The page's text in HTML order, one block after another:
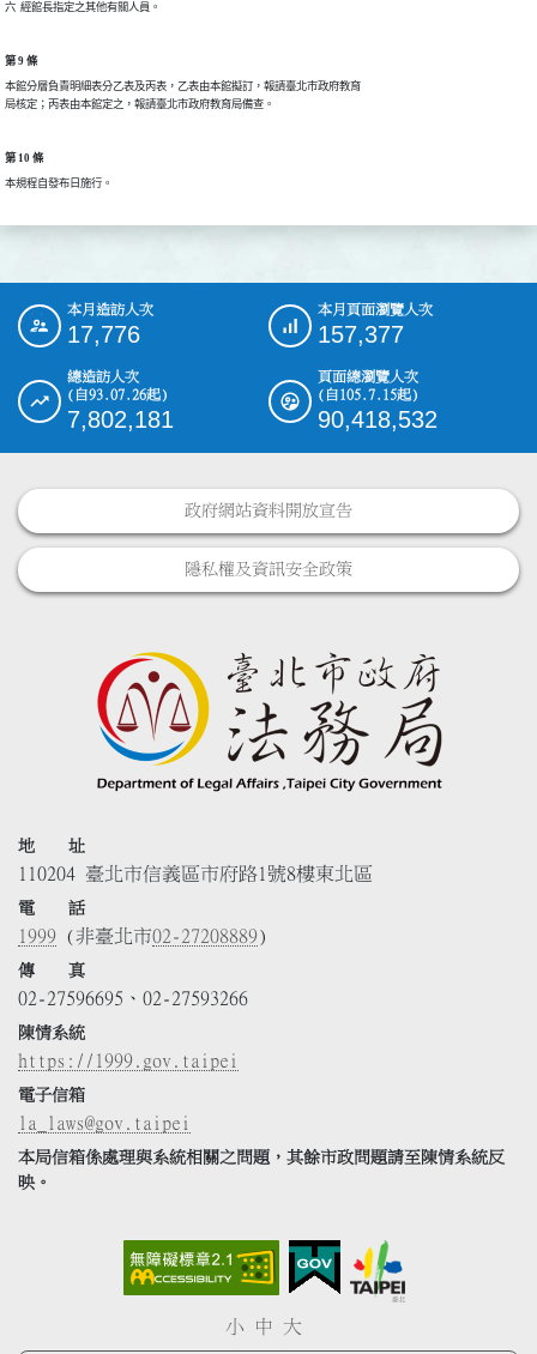
六  經館長指定之其他有關人員。
第 9 條
本館分層負責明細表分乙表及丙表，乙表由本館擬訂，報請臺北市政府教育
局核定；丙表由本館定之，報請臺北市政府教育局備查。
第 10 條
本規程自發布日施行。
::: 本月造訪人次
17,776
本月頁面瀏覽人次
157,377
總造訪人次
(自93.07.26起)
7,802,181
頁面總瀏覽人次
(自105.7.15起)
90,418,532
政府網站資料開放宣告
隱私權及資訊安全政策
地 址
110204 臺北市信義區市府路1號8樓東北區
電 話
1999 (非臺北市02-27208889)
傳 真
02-27596695、02-27593266
陳情系統
https://1999.gov.taipei
電子信箱
la_laws@gov.taipei
本局信箱係處理與系統相關之問題，其餘市政問題請至陳情系統反
映。
小 中 大